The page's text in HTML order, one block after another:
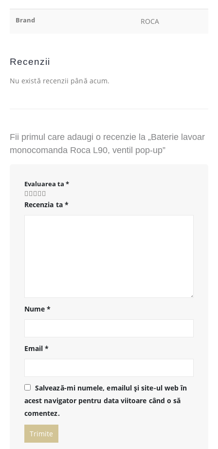
Brand ROCA
Recenzii
Nu există recenzii până acum.
Fii primul care adaugi o recenzie la „Baterie lavoar
monocomanda Roca L90, ventil pop-up”
Evaluarea ta *
Recenzia ta *
Nume*
Email*
Salvează-mi numele, emailul și site-ul web în
acest navigator pentru data viitoare când o să
comentez.